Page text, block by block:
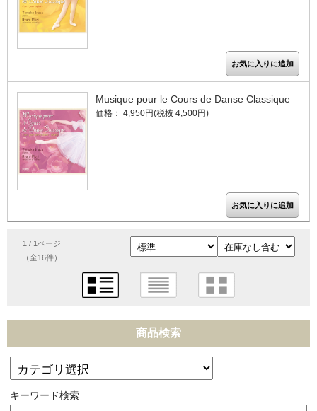
Musique pour le Cours de Danse Classique
価格： 4,950円(税抜 4,500円)
1 / 1ページ
（全16件）
商品検索
キーワード検索